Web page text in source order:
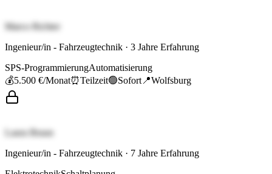
Marco Richter
Ingenieur/in - Fahrzeugtechnik · 3 Jahre Erfahrung
SPS-ProgrammierungAutomatisierung
💰5.500 €/Monat⏰Teilzeit🟢Sofort 📍Wolfsburg
Laura Braun
Ingenieur/in - Fahrzeugtechnik · 7 Jahre Erfahrung